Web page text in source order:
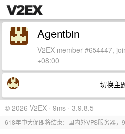
Agentbin
V2EX member #654447,
+08:00
切换主
© 2026 V2EX · 9ms · 3.9.8.5
618年中大促即将结束：国内外VPS服务器，